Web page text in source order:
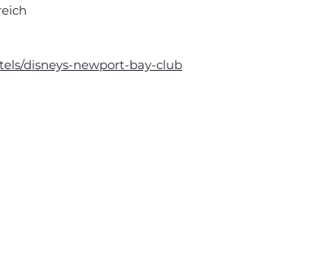
disneys-newport-bay-club